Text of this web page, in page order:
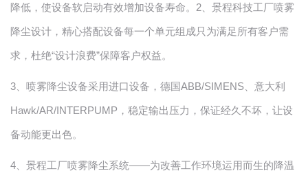
降低，使设备软启动有效增加设备寿命。 2 、景程科技工厂喷雾
降尘设计，精心搭配设备每一个单元组成只为满足所有客户需
求，杜绝“设计浪费”保障客户权益。
3 、喷雾降尘设备采用进口设备，德国ABB/SIMENS、意大利
Hawk/AR/INTERPUMP，稳定输出压力，保证经久不坏，让设
备动能更出色。
4 、景程工厂喷雾降尘系统——为改善工作环境运用而生的降温